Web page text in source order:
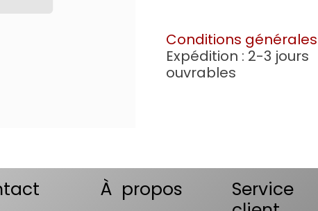
Conditions générales
Expédition : 2-3 jours
ouvrables
À propos
Service